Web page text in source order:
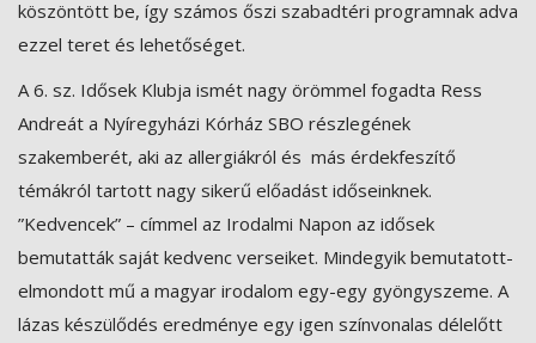
köszöntött be, így számos őszi szabadtéri programnak adva
ezzel teret és lehetőséget.
A 6. sz. Idősek Klubja ismét nagy örömmel fogadta Ress
Andreát a Nyíregyházi Kórház SBO részlegének
szakemberét, aki az allergiákról és más érdekfeszítő
témákról tartott nagy sikerű előadást időseinknek.
”Kedvencek” – címmel az Irodalmi Napon az idősek
bemutatták saját kedvenc verseiket. Mindegyik bemutatott-
elmondott mű a magyar irodalom egy-egy gyöngyszeme. A
lázas készülődés eredménye egy igen színvonalas délelőtt